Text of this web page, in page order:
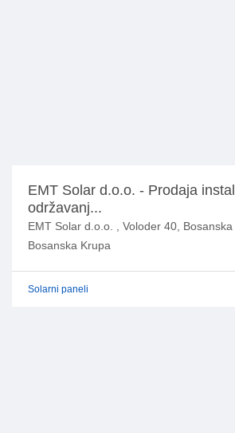
EMT Solar d.o.o. - Prodaja
održavanj...
EMT Solar d.o.o. , Voloder 40, Bosanska
Bosanska Krupa
Solarni paneli